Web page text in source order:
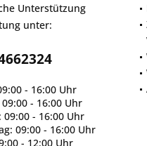
Unterstützung
unter:
- 16:00 Uhr
- 16:00 Uhr
- 16:00 Uhr
09:00 - 16:00 Uhr
- 12:00 Uhr